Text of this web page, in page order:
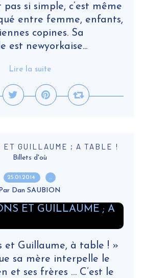
pas si simple, c’est même
entre femme, enfants,
copines. Sa
est newyorkaise...
Lire la suite
ET GUILLAUME ; A TABLE !
Billets d'où
25.01.2014 …
Dan SAUBION
et Guillaume, à table ! »
sa mère interpelle le
et ses frères … C’est le